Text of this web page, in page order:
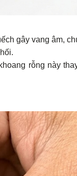
gây vang âm,
rỗng này